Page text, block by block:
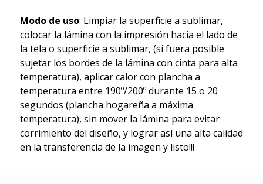
Modo de uso: Limpiar la superficie a sublimar,
colocar la lámina con la impresión hacia el lado de
la tela o superficie a sublimar, (si fuera posible
sujetar los bordes de la lámina con cinta para alta
temperatura), aplicar calor con plancha a
temperatura entre 190º/200º durante 15 o 20
segundos (plancha hogareña a máxima
temperatura), sin mover la lámina para evitar
corrimiento del diseño, y lograr así una alta calidad
en la transferencia de la imagen y listo!!!